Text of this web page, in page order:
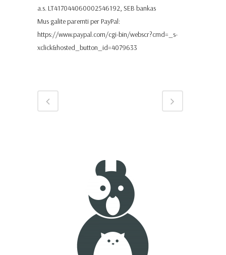
a.s. LT417044060002546192, SEB bankas
Mus galite paremti per PayPal:
https://www.paypal.com/cgi-bin/webscr?cmd=_s-
xclick&hosted_button_id=4079633